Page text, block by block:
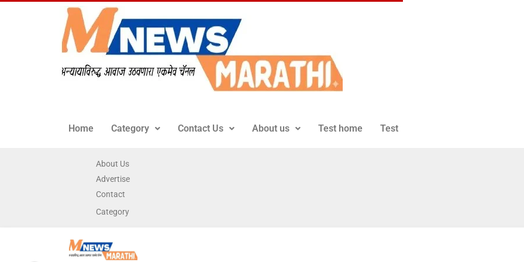
Home Category Contact Us About us Test home Test
About Us
Advertise
Contact
Category